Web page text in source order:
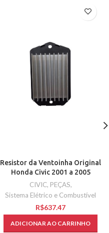
Resistor da Ventoinha Original
Honda Civic 2001 a 2005
CIVIC, PEÇAS,
Sistema Elétrico e Combustível
R$
ADICIONAR AO CARRINHO